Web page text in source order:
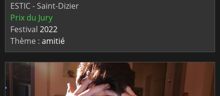
ESTIC - Saint-Dizier
Prix du Jury
Festival 2022
Thème : amitié